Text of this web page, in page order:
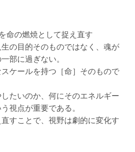
命の燃焼として捉え直す
の目的そのものではなく、魂が
部に過ぎない。
ケールを持つ［命］そのもので
たいのか、何にそのエネルギー
視点が重要である。
すことで、視野は劇的に変化す